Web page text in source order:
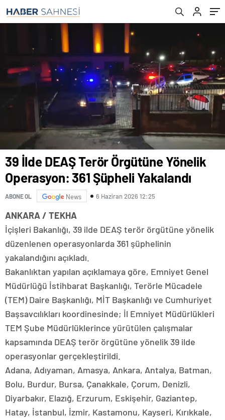
39 İlde DEAŞ Terör Örgütüne Yönelik
Operasyon: 361 Şüpheli Yakalandı
ABONE OL News 6 Haziran 2026 12:25
ANKARA / TEKHA
İçişleri Bakanlığı, 39 ilde DEAŞ terör örgütüne yönelik
düzenlenen operasyonlarda 361 şüphelinin
yakalandığını açıkladı.
Bakanlıktan yapılan açıklamaya göre, Emniyet Genel
Müdürlüğü İstihbarat Başkanlığı, Terörle Mücadele
(TEM) Daire Başkanlığı, MİT Başkanlığı ve Cumhuriyet
Başsavcılıkları koordinesinde; İl Emniyet Müdürlükleri
TEM Şube Müdürlüklerince yürütülen çalışmalar
kapsamında DEAŞ terör örgütüne yönelik 39 ilde
operasyonlar gerçekleştirildi.
Adana, Adıyaman, Amasya, Ankara, Antalya, Batman,
Bolu, Burdur, Bursa, Çanakkale, Çorum, Denizli,
Diyarbakır, Elazığ, Erzurum, Eskişehir, Gaziantep,
Hatay, İstanbul, İzmir, Kastamonu, Kayseri, Kırıkkale,